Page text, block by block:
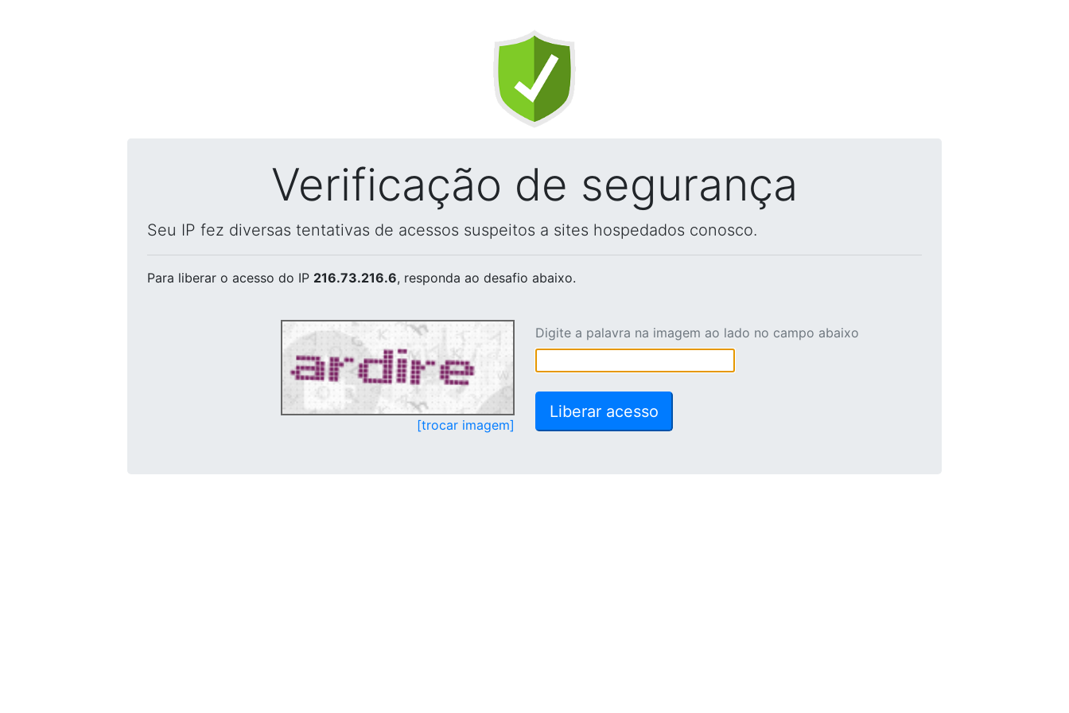
Verificação de segurança
Seu IP fez diversas tentativas de acessos suspeitos a sites hospedados conosco.
Para liberar o acesso do IP 216.73.216.6, responda ao desafio abaixo.
[trocar imagem]
Digite a palavra na imagem ao lado no campo abaixo